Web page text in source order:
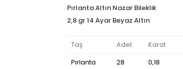
Pırlanta Altın Nazar Bileklik
2,8 gr 14 Ayar Beyaz Altın
Taş Adet Karat
Pırlanta
28 0,18